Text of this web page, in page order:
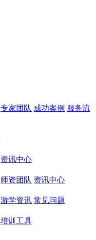
专家团队 成功案例 服务流
资讯中心
师资团队 资讯中心
游学资讯 常见问题
培训工具